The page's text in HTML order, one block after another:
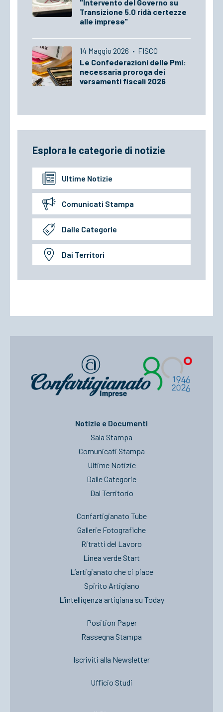
"Intervento del Governo su
Transizione 5.0 ridà certezze
alle imprese"
14 Maggio 2026 · FISCO
Le Confederazioni delle Pmi:
necessaria proroga dei
versamenti fiscali 2026
Esplora le categorie di notizie
Ultime Notizie
Comunicati Stampa
Dalle Categorie
Dai Territori
Notizie e Documenti
Sala Stampa
Comunicati Stampa
Ultime Notizie
Dalle Categorie
Dal Territorio
Confartigianato Tube
Gallerie Fotografiche
Ritratti del Lavoro
Linea verde Start
L’artigianato che ci piace
Spirito Artigiano
L’intelligenza artigiana su Today
Position Paper
Rassegna Stampa
Iscriviti alla Newsletter
Ufficio Studi